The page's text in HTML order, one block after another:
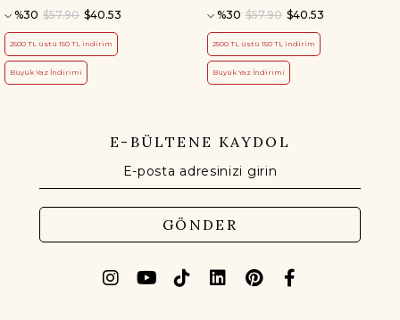
%30
$40.53
$57.90
2500 TL üstü 150 TL indirim
Büyük Yaz İndirimi
%30
$40.53
$57.90
2500 TL üstü 150 TL indirim
Büyük Yaz İndirimi
E-BÜLTENE KAYDOL
GÖNDER